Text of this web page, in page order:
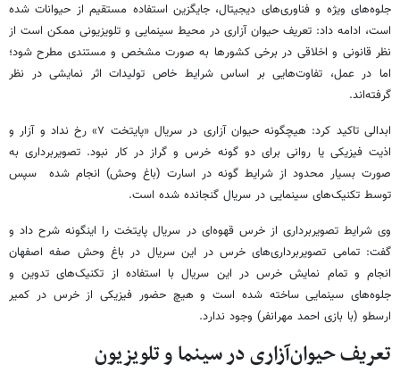
جلوه‌های ویژه و فناوری‌های دیجیتال، جایگزین استفاده مستقیم از حیوانات شده
است، ادامه داد: تعریف حیوان آزاری در محیط سینمایی و تلویزیونی ممکن است از
نظر قانونی و اخلاقی در برخی کشورها به صورت مشخص و مستندی مطرح شود؛
اما در عمل، تفاوت‌هایی بر اساس شرایط خاص تولیدات اثر نمایشی در نظر
گرفته‌اند.
ابدالی تاکید کرد: هیچگونه حیوان آزاری در سریال «پایتخت ۷» رخ نداد و آزار و
اذیت فیزیکی یا روانی برای دو گونه خرس و گراز در کار نبود. تصویربرداری به
صورت بسیار محدود از شرایط گونه در اسارت (باغ وحش) انجام شده سپس
توسط تکنیک‌های سینمایی در سریال گنجانده شده است.
وی شرایط تصویربرداری از خرس قهوه‌ای در سریال پایتخت را اینگونه شرح داد و
گفت: تمامی تصویربرداری‌های خرس در این سریال در باغ وحش صفه اصفهان
انجام و تمام نمایش خرس در این سریال با استفاده از تکنیک‌های تدوین و
جلوه‌های سینمایی ساخته شده است و هیچ حضور فیزیکی از خرس در کمیر
ارسطو (با بازی احمد مهرانفر) وجود ندارد.
تعریف حیوان‌آزاری در سینما و تلویزیون